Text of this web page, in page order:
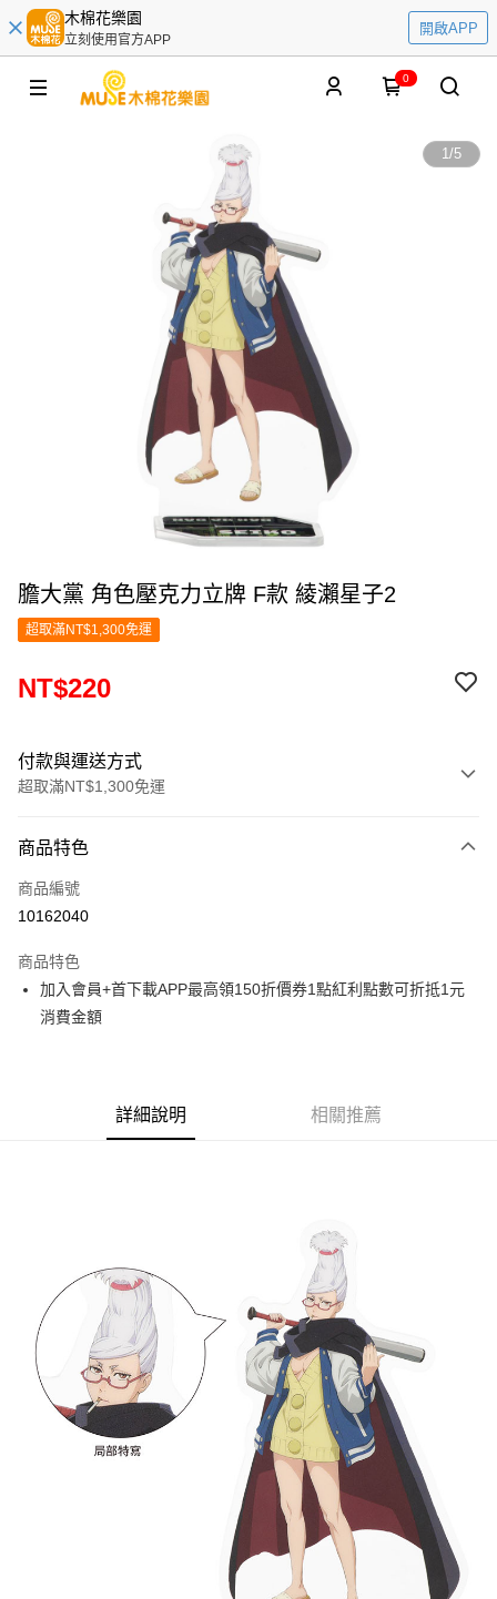
木棉花樂園
立刻使用官方APP
開啟APP
0
1/5
膽大黨 角色壓克力立牌 F款 綾瀨星子2
超取滿NT$1,300免運
NT$220
付款與運送方式
超取滿NT$1,300免運
信用卡一次付款
超商取貨付款
Apple Pay
悠遊付
每筆NT$65，滿NT$1,300(含以上)免運費
付款後全家取貨
每筆NT$65，滿NT$1,300(含以上)免運費
(不開放使用，請勿選取）
每筆NT$9,999
7-11取貨付款
每筆NT$65，滿NT$1,300(含以上)免運費
每筆NT$65，滿NT$1,300(含以上)免運費
商品特色
商品編號
10162040
商品特色
加入會員+首下載APP最高領150折價券1點紅利點數可折抵1元
消費金額
詳細說明 相關推薦